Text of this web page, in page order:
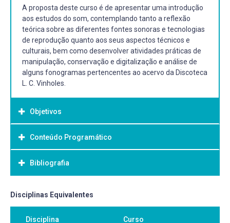
A proposta deste curso é de apresentar uma introdução
aos estudos do som, contemplando tanto a reflexão
teórica sobre as diferentes fontes sonoras e tecnologias
de reprodução quanto aos seus aspectos técnicos e
culturais, bem como desenvolver atividades práticas de
manipulação, conservação e digitalização e análise de
alguns fonogramas pertencentes ao acervo da Discoteca
L. C. Vinholes.
Objetivos
Objetivo Geral:
Apresentar alguns conceitos básicos da sonologia como
suporte para o entendimento mais aprofundado do
produção sonora, propagação do som e percepção
humana do som.
Conteúdo Programático
Bibliografia
Bibliografia Básica:
[BENJAMIN, Walter]. [Horkheimer, Max]. [Adorno, Theodor
W.]. [Habermas, Jurgen]: Textos escolhidos. São Paulo:
Disciplinas Equivalentes
Disciplina Curso